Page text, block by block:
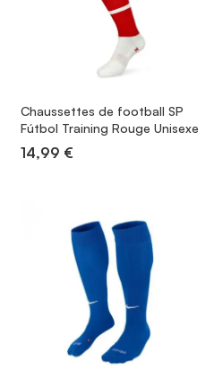
Chaussettes de football SP
Fútbol Training Rouge Unisexe
14,99 €